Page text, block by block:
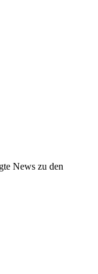
News zu den